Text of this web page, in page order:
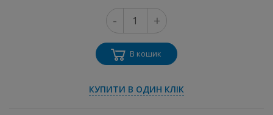
- +
В кошик
КУПИТИ В ОДИН КЛІК